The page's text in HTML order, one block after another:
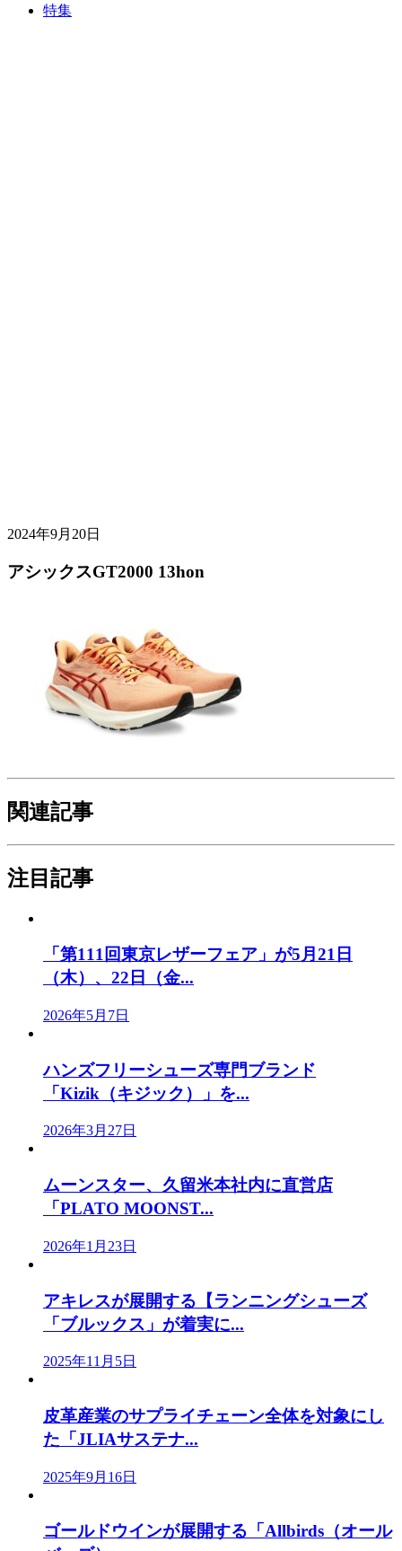
特集
2024年9月20日
アシックスGT2000 13hon
関連記事
注目記事
「第111回東京レザーフェア」が5月21日
（木）、22日（金...
2026年5月7日
ハンズフリーシューズ専門ブランド
「Kizik（キジック）」を...
2026年3月27日
ムーンスター、久留米本社内に直営店
「PLATO MOONST...
2026年1月23日
アキレスが展開する【ランニングシューズ
「ブルックス」が着実に...
2025年11月5日
皮革産業のサプライチェーン全体を対象にし
た「JLIAサステナ...
2025年9月16日
ゴールドウインが展開する「Allbirds（オール